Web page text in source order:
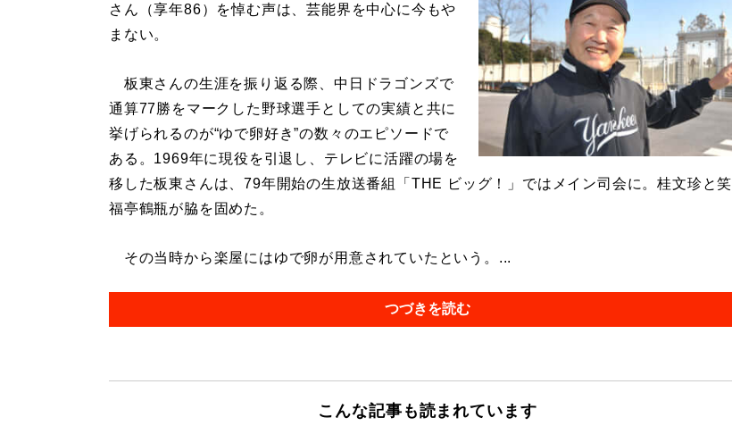
さん（享年86）を悼む声は、芸能界を中心に今もや
まない。
板東さんの生涯を振り返る際、中日ドラゴンズで
通算77勝をマークした野球選手としての実績と共に
挙げられるのが“ゆで卵好き”の数々のエピソードで
ある。1969年に現役を引退し、テレビに活躍の場を
移した板東さんは、79年開始の生放送番組「THE ビッグ！」ではメイン司会に。桂文珍と笑
福亭鶴瓶が脇を固めた。
その当時から楽屋にはゆで卵が用意されていたという。...
つづきを読む
こんな記事も読まれています